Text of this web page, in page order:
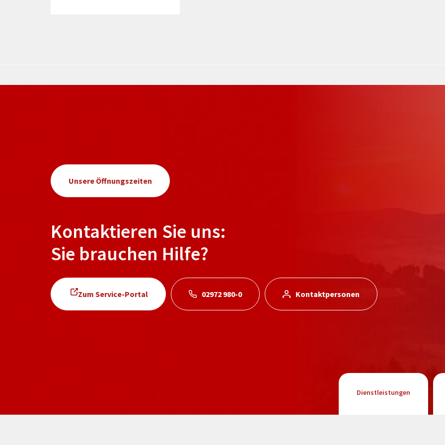
Unsere Öffnungszeiten
Kontaktieren Sie uns:
Sie brauchen Hilfe?
Zum Service-Portal 02972 980-0 Kontaktpersonen
Dienstleistungen